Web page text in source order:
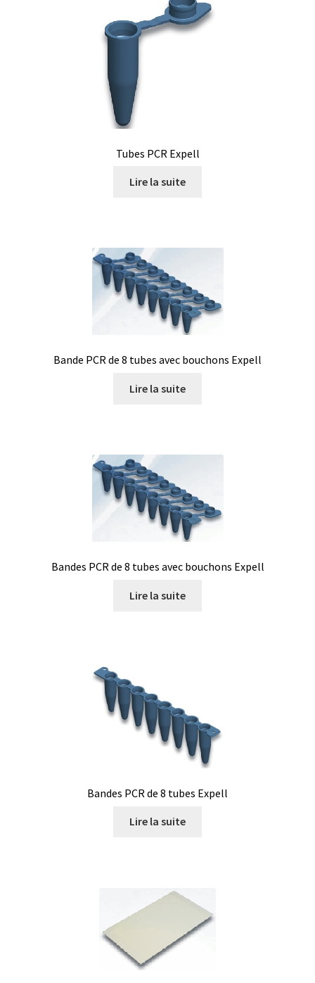
Tubes PCR Expell
Lire la suite
Bande PCR de 8 tubes avec bouchons Expell
Lire la suite
Bandes PCR de 8 tubes avec bouchons Expell
Lire la suite
Bandes PCR de 8 tubes Expell
Lire la suite